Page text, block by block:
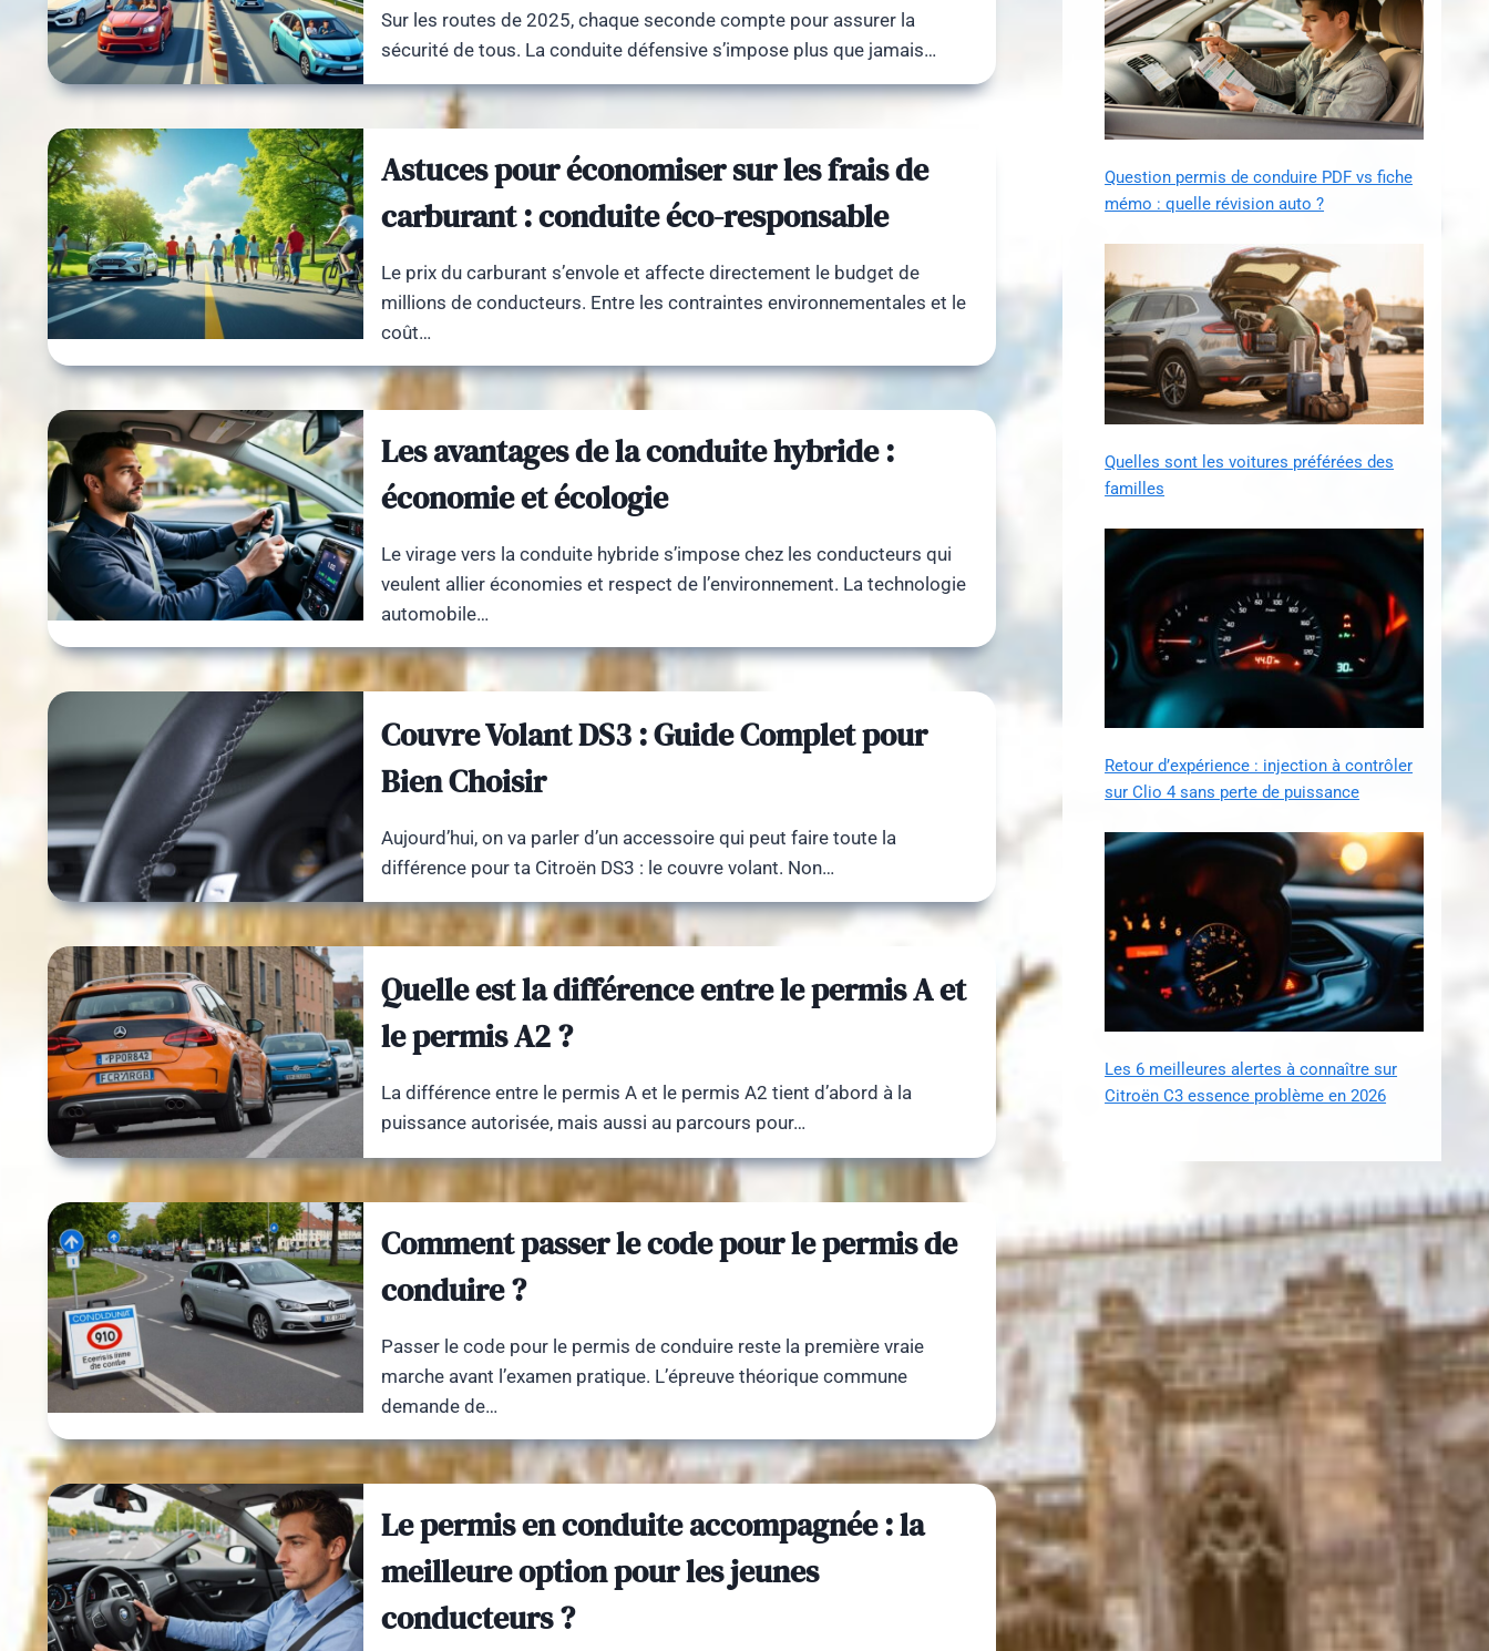
Sur les routes de 2025, chaque seconde compte pour assurer la
sécurité de tous. La conduite défensive s’impose plus que jamais…
Astuces pour économiser sur les frais de
carburant : conduite éco-responsable
Le prix du carburant s’envole et affecte directement le budget de
millions de conducteurs. Entre les contraintes environnementales et le
coût…
Les avantages de la conduite hybride :
économie et écologie
Le virage vers la conduite hybride s’impose chez les conducteurs qui
veulent allier économies et respect de l’environnement. La technologie
automobile…
Couvre Volant DS3 : Guide Complet pour
Bien Choisir
Aujourd’hui, on va parler d’un accessoire qui peut faire toute la
différence pour ta Citroën DS3 : le couvre volant. Non…
Quelle est la différence entre le permis A et
le permis A2 ?
La différence entre le permis A et le permis A2 tient d’abord à la
puissance autorisée, mais aussi au parcours pour…
Comment passer le code pour le permis de
conduire ?
Passer le code pour le permis de conduire reste la première vraie
marche avant l’examen pratique. L’épreuve théorique commune
demande de…
Le permis en conduite accompagnée : la
meilleure option pour les jeunes
conducteurs ?
Question permis de conduire PDF vs fiche
mémo : quelle révision auto ?
Quelles sont les voitures préférées des
familles
Retour d’expérience : injection à contrôler
sur Clio 4 sans perte de puissance
Les 6 meilleures alertes à connaître sur
Citroën C3 essence problème en 2026